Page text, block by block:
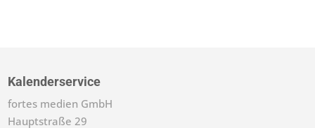
Kalenderservice
fortes medien GmbH
Hauptstraße 29